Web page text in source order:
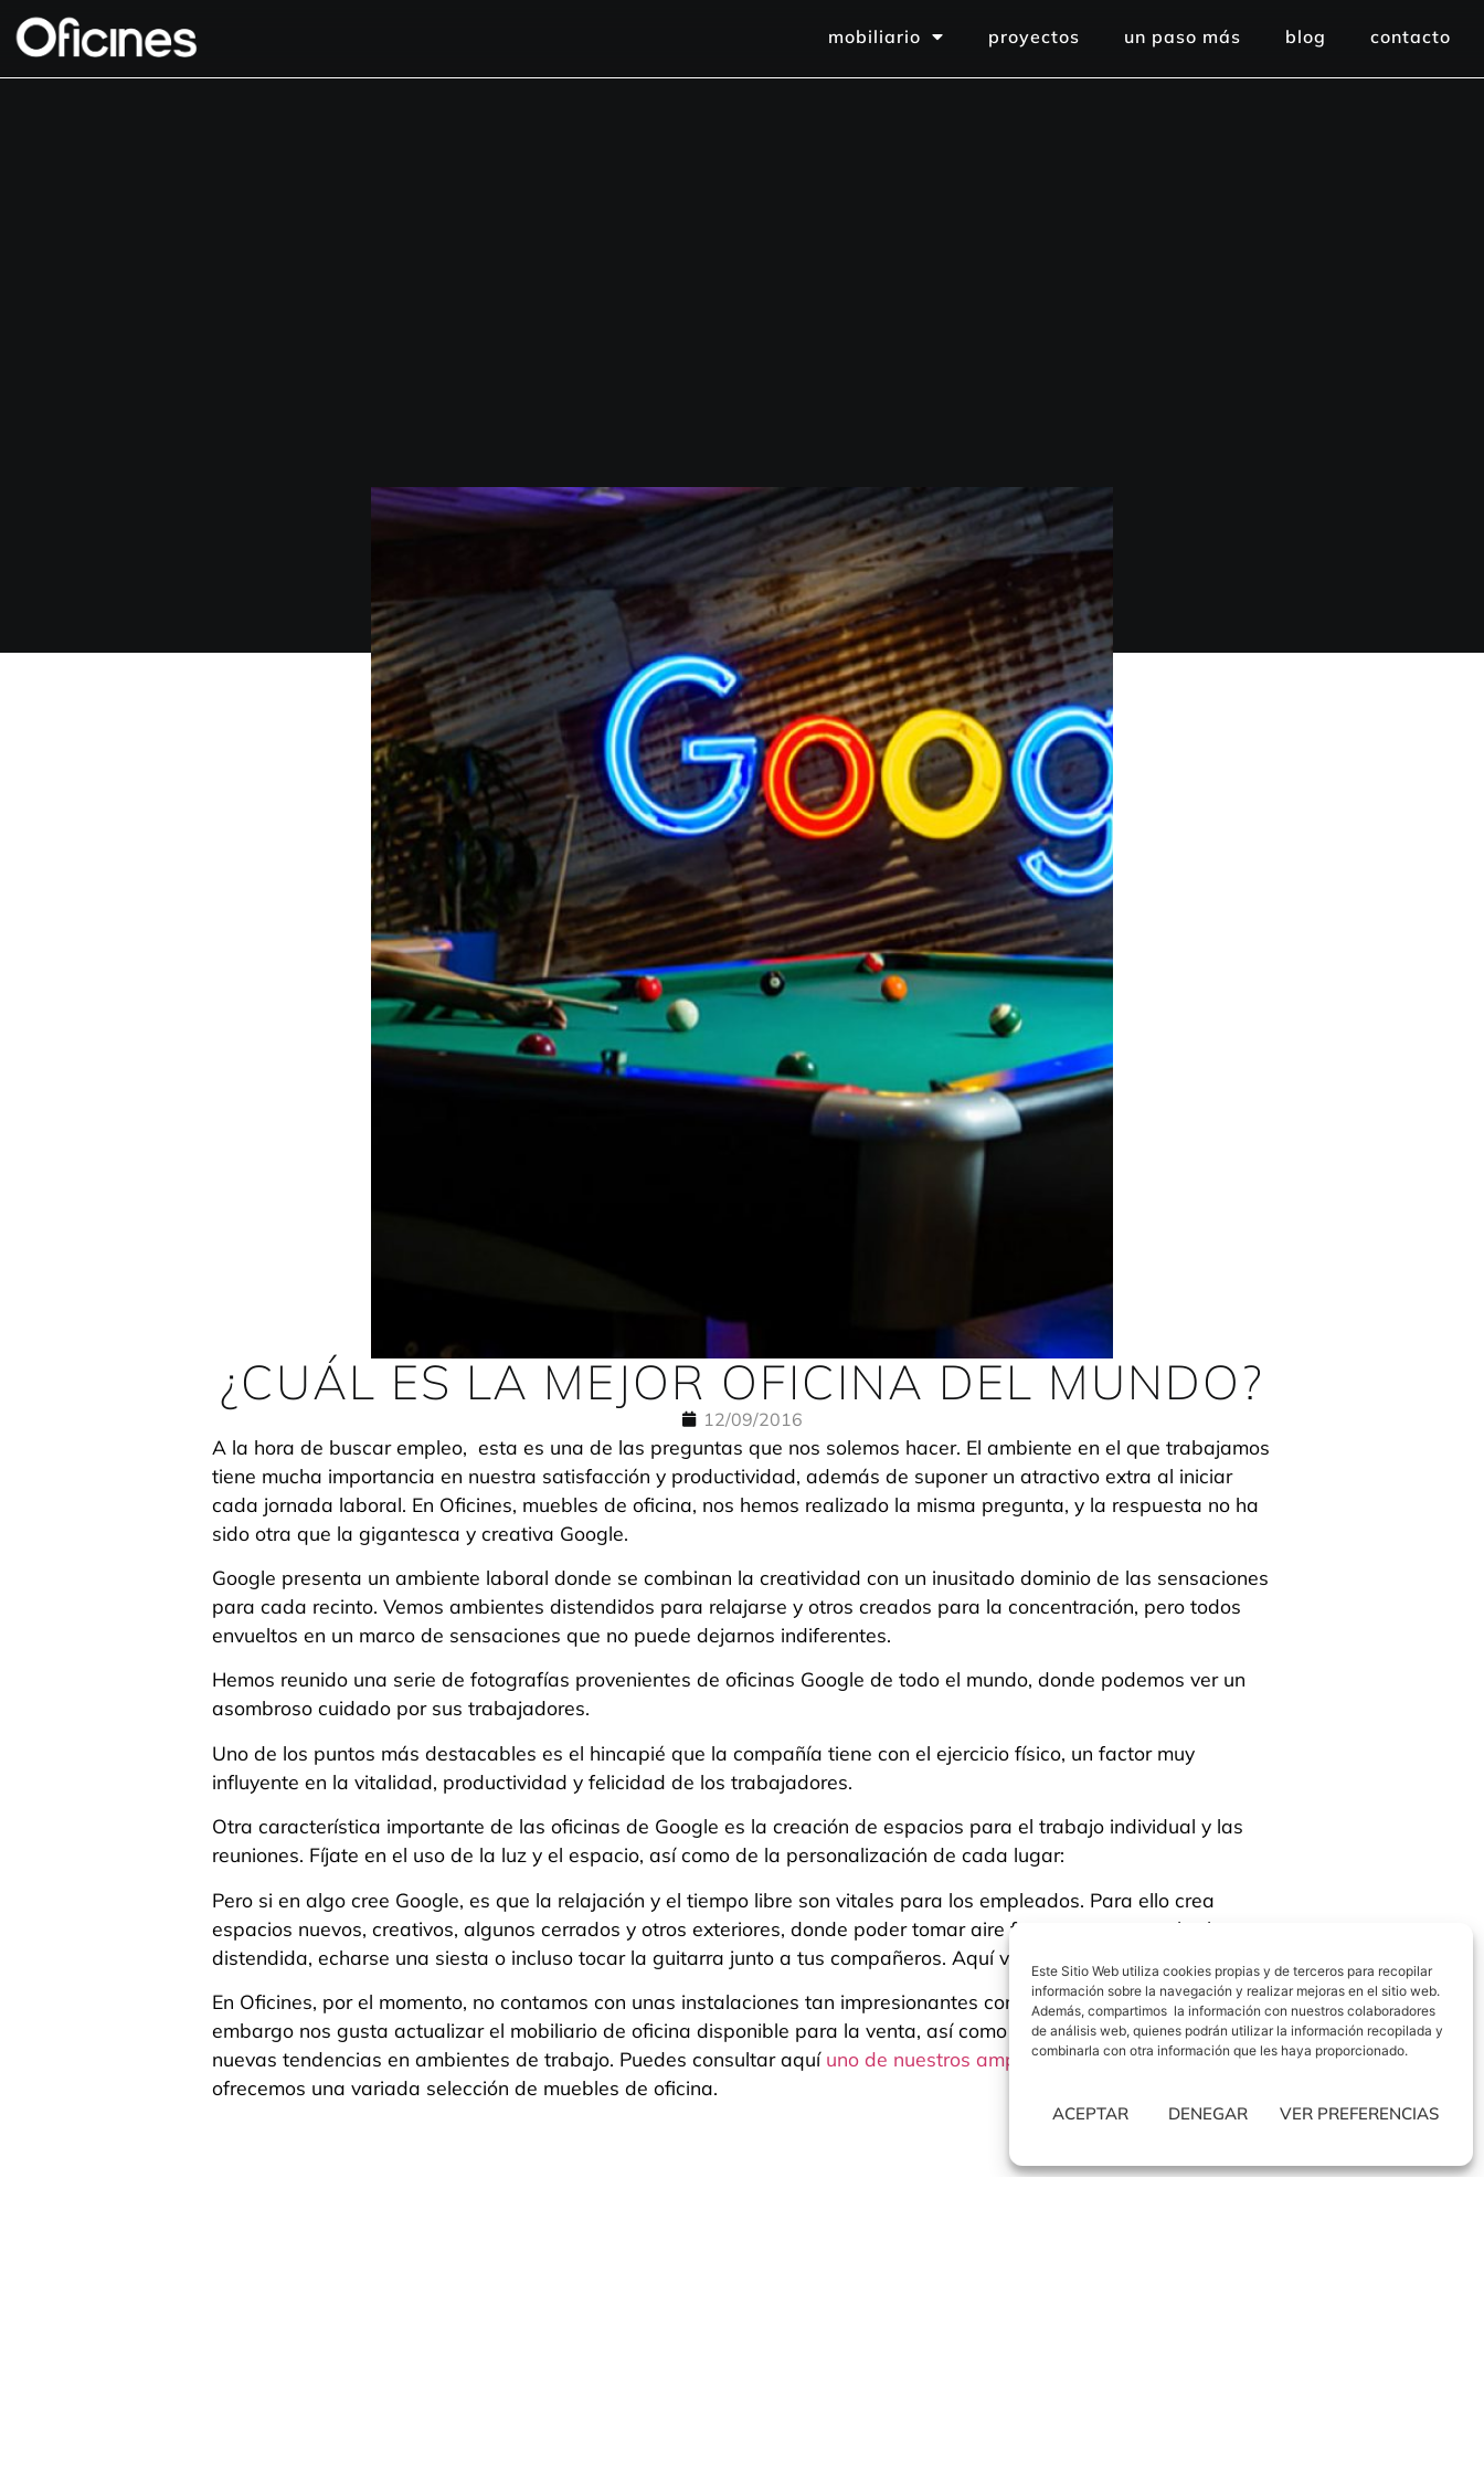
Este Sitio Web utiliza cookies propias y de terceros para recopilar
información sobre la navegación y realizar mejoras en el sitio web.
Además, compartimos la información con nuestros colaboradores
de análisis web, quienes podrán utilizar la información recopilada y
combinarla con otra información que les haya proporcionado.
ACEPTAR DENEGAR VER PREFERENCIAS
mobiliario proyectos un paso más blog contacto
¿CUÁL ES LA MEJOR OFICINA DEL MUNDO?
12/09/2016
A la hora de buscar empleo, esta es una de las preguntas que nos solemos hacer. El ambiente en el que trabajamos
tiene mucha importancia en nuestra satisfacción y productividad, además de suponer un atractivo extra al iniciar
cada jornada laboral. En Oficines, muebles de oficina, nos hemos realizado la misma pregunta, y la respuesta no ha
sido otra que la gigantesca y creativa Google.
Google presenta un ambiente laboral donde se combinan la creatividad con un inusitado dominio de las sensaciones
para cada recinto. Vemos ambientes distendidos para relajarse y otros creados para la concentración, pero todos
envueltos en un marco de sensaciones que no puede dejarnos indiferentes.
Hemos reunido una serie de fotografías provenientes de oficinas Google de todo el mundo, donde podemos ver un
asombroso cuidado por sus trabajadores.
Uno de los puntos más destacables es el hincapié que la compañía tiene con el ejercicio físico, un factor muy
influyente en la vitalidad, productividad y felicidad de los trabajadores.
Otra característica importante de las oficinas de Google es la creación de espacios para el trabajo individual y las
reuniones. Fíjate en el uso de la luz y el espacio, así como de la personalización de cada lugar:
Pero si en algo cree Google, es que la relajación y el tiempo libre son vitales para los empleados. Para ello crea
espacios nuevos, creativos, algunos cerrados y otros exteriores, donde poder tomar aire fresco, tener una charla
distendida, echarse una siesta o incluso tocar la guitarra junto a tus compañeros. Aquí vemos ejemplos de ello:
En Oficines, por el momento, no contamos con unas instalaciones tan impresionantes como las de Google, sin
embargo nos gusta actualizar el mobiliario de oficina disponible para la venta, así como estudiar y adaptarnos a las
nuevas tendencias en ambientes de trabajo. Puedes consultar aquí uno de nuestros amplios catálogos, donde
ofrecemos una variada selección de muebles de oficina.